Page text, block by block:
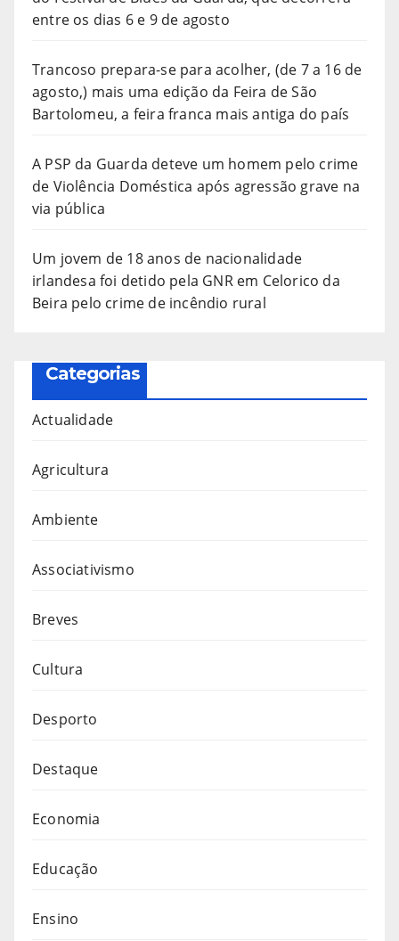
entre os dias 6 e 9 de agosto
Trancoso prepara-se para acolher, (de 7 a 16 de
agosto,) mais uma edição da Feira de São
Bartolomeu, a feira franca mais antiga do país
A PSP da Guarda deteve um homem pelo crime
de Violência Doméstica após agressão grave na
via pública
Um jovem de 18 anos de nacionalidade
irlandesa foi detido pela GNR em Celorico da
Beira pelo crime de incêndio rural
Categorias
Actualidade
Agricultura
Ambiente
Associativismo
Breves
Cultura
Desporto
Destaque
Economia
Educação
Ensino